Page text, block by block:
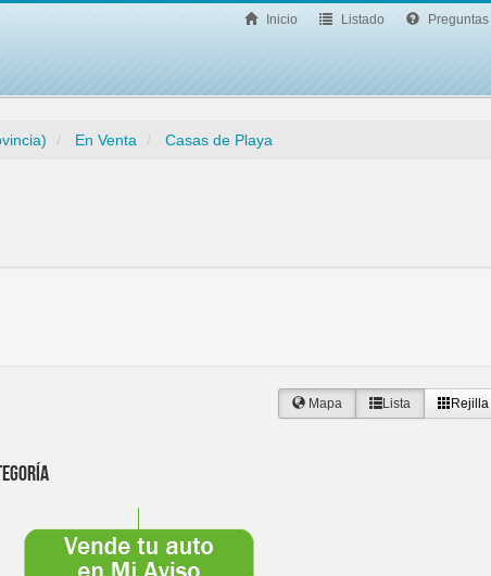
Inicio Listado Preguntas
En Venta Casas de Playa
Mapa Lista Rejilla